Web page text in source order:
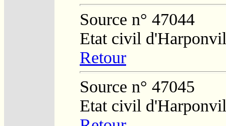
Source n° 47044
Etat civil
Retour
Source n° 47045
Etat civil